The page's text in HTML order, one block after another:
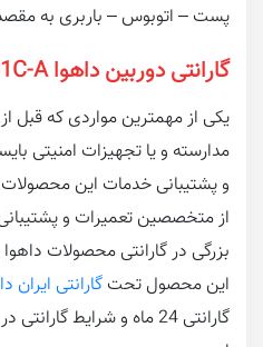
پست – اتوبوس – باربری به
گارانتی دوربین داهوا IPC-HDW4431C-A
یکی از مهمترین مواردی که قبل
مدارسته و یا تجهیزات امنیتی
و پشتیبانی خدمات این محصولات
از متخصصین تعمیرات و
بزرگی در گارانتی محصولات
این محصول تحت گارانتی ایران
گارانتی 24 ماه و شرایط